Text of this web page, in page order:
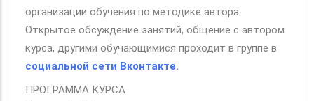
организации обучения по методике автора.
Открытое обсуждение занятий, общение с автором
курса, другими обучающимися проходит в группе в
социальной сети Вконтакте.
ПРОГРАММА КУРСА